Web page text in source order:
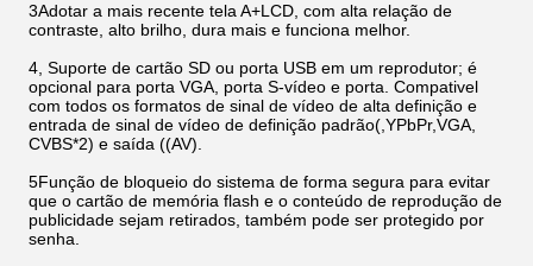
3Adotar a mais recente tela A+LCD, com alta relação de
contraste, alto brilho, dura mais e funciona melhor.
4, Suporte de cartão SD ou porta USB em um reprodutor; é
opcional para porta VGA, porta S-vídeo e porta. Compativel
com todos os formatos de sinal de vídeo de alta definição e
entrada de sinal de vídeo de definição padrão(,YPbPr,VGA,
CVBS*2) e saída ((AV).
5Função de bloqueio do sistema de forma segura para evitar
que o cartão de memória flash e o conteúdo de reprodução de
publicidade sejam retirados, também pode ser protegido por
senha.